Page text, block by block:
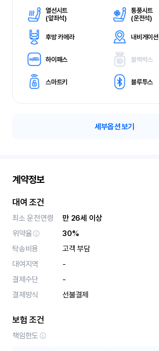
열선시트
(앞좌석)
통풍시트
(운전석)
후방 카메라 내비게이션
하이패스 블랙박스
스마트키 블루투스
세부옵션 보기
계약정보
대여 조건
최소 운전연령
만 26세 이상
위약율
30%
탁송비용
고객 부담
대여지역
-
결제수단
-
결제방식
선불결제
보험 조건
책임한도